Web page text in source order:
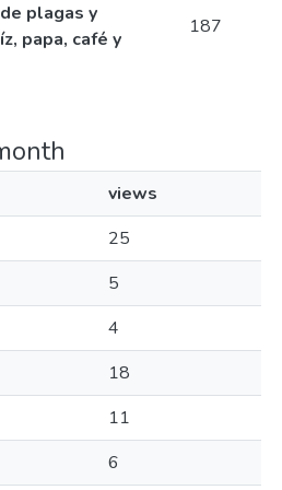
plagas y
papa, café y
187
views
25
5
4
18
11
6